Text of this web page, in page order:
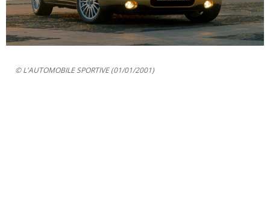
© L'AUTOMOBILE SPORTIVE (01/01/2001)